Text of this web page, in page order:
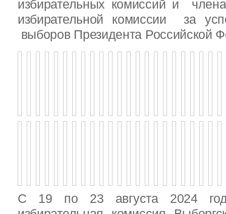
избирательных комиссий и
избирательной комиссии за
выборов Президента Российской
С 19 по 23 августа 2024